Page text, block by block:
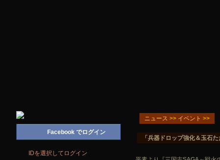
ニュース >> イベント >>
「兵器ドロップ強化＆玉石